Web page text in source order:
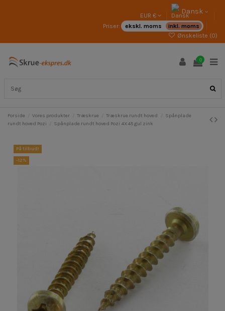
EUR € Dansk
Priser: ekskl. moms
inkl. moms
Ønskeliste (0)
0
Forside Vores produkter Træskrue Træskrue rundt hoved
Spånplade
rundt hoved Pozi
Spånplade rundt hoved Pozi 4X45 gul zink
På tilbud!
-12%